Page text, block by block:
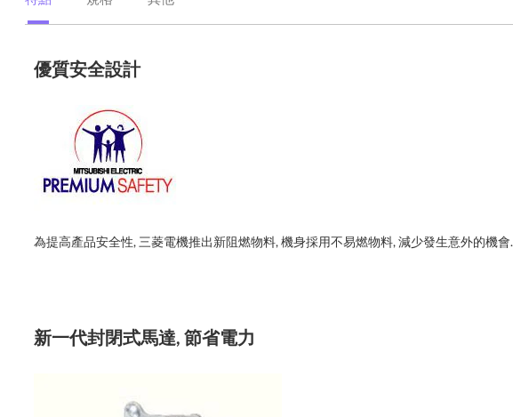
優質安全設計
為提高產品安全性, 三菱電機推出新阻燃物料, 機身採用不易燃物料, 減少發生意外的機會.
新一代封閉式馬達, 節省電力